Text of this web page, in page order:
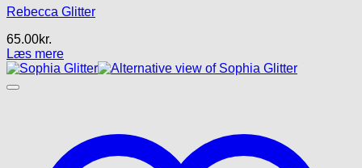
Rebecca Glitter
65.00kr.
Læs mere